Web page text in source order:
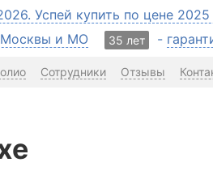
Успей купить по цене
Москвы и МО 35 лет -
Сотрудники Отзывы